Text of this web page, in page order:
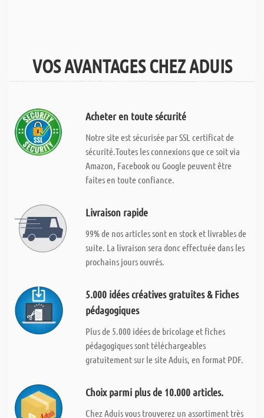
VOS AVANTAGES CHEZ ADUIS
Acheter en toute sécurité
Notre site est sécurisée par SSL certificat de
sécurité.Toutes les connexions que ce soit via
Amazon, Facebook ou Google peuvent être
faites en toute confiance.
Livraison rapide
99% de nos articles sont en stock et livrables de
suite. La livraison sera donc effectuée dans les
prochains jours ouvrés.
5.000 idées créatives gratuites & Fiches
pédagogiques
Plus de 5.000 idées de bricolage et fiches
pédagogiques sont téléchargeables
gratuitement sur le site Aduis, en format PDF.
Choix parmi plus de 10.000 articles.
Chez Aduis vous trouverez un assortiment très